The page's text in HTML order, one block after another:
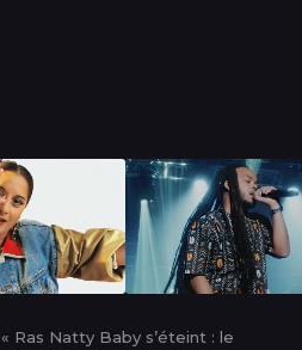
« Ras Natty Baby s’éteint : le